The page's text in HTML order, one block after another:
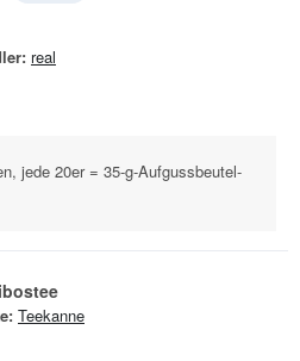
real
jede 20er = 35-g-Aufgussbeutel-
Teekanne